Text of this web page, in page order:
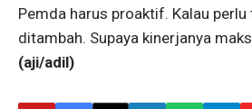
Pemda harus proaktif. Kalau
ditambah. Supaya kinerjanya
(aji/adil)